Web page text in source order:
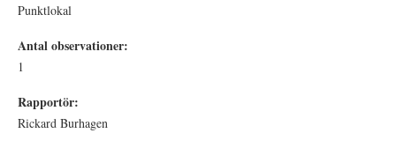
Punktlokal
Antal observationer:
1
Rapportör:
Rickard Burhagen